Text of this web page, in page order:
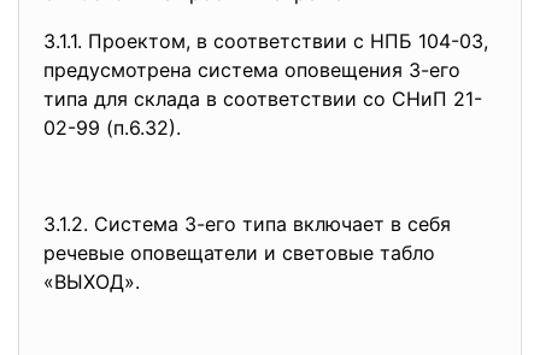
3.1.1. Проектом, в соответствии с НПБ 104-03,
предусмотрена система оповещения 3-его
типа для склада в соответствии со СНиП 21-
02-99 (п.6.32).
3.1.2. Система 3-его типа включает в себя
речевые оповещатели и световые табло
«ВЫХОД».